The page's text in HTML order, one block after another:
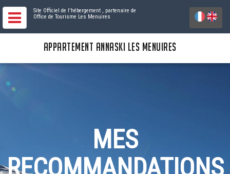
Site Officiel de l'hébergement , partenaire de
Office de Tourisme Les Menuires
APPARTEMENT ANNASKI LES MENUIRES
MES
RECOMMANDATIONS